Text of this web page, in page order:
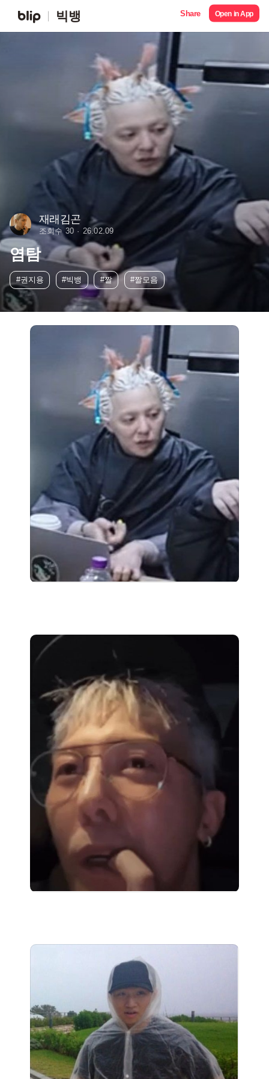
빅뱅 Share Open in App
재래김곤
조회수 30 26.02.09
염탐
#권지용 #빅뱅 #짤 #짤모음